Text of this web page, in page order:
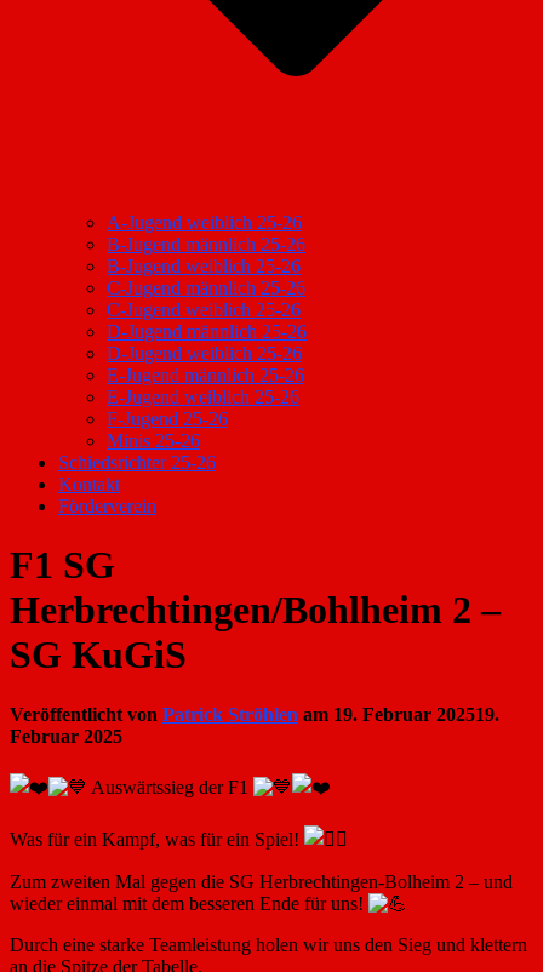
A-Jugend weiblich 25-26
B-Jugend männlich 25-26
B-Jugend weiblich 25-26
C-Jugend männlich 25-26
C-Jugend weiblich 25-26
D-Jugend männlich 25-26
D-Jugend weiblich 25-26
E-Jugend männlich 25-26
E-Jugend weiblich 25-26
F-Jugend 25-26
Minis 25-26
Schiedsrichter 25-26
Kontakt
Förderverein
F1 SG
Herbrechtingen/Bohlheim 2 –
SG KuGiS
Veröffentlicht von Patrick Ströhlen am 19. Februar 202519.
Februar 2025
Auswärtssieg der F1
Was für ein Kampf, was für ein Spiel!
Zum zweiten Mal gegen die SG Herbrechtingen-Bolheim 2 – und
wieder einmal mit dem besseren Ende für uns!
Durch eine starke Teamleistung holen wir uns den Sieg und klettern
an die Spitze der Tabelle.